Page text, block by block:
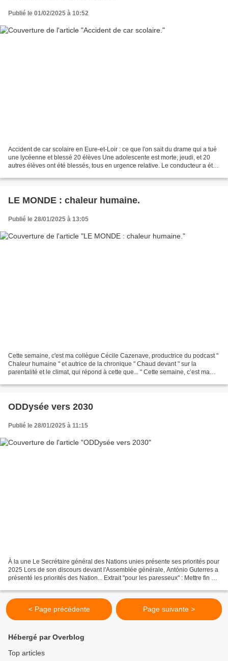
Publié le 01/02/2025 à 10:52
Accident de car scolaire en Eure-et-Loir : ce que l'on sait du drame qui a tué
une lycéenne et blessé 20 élèves Une adolescente est morte, jeudi, et 20
autres élèves ont été blessés, tous en urgence relative. Le conducteur a été
LE MONDE : chaleur humaine.
Publié le 28/01/2025 à 13:05
Cette semaine, c'est ma collègue Cécile Cazenave, productrice du podcast "
Chaleur humaine " et autrice de la chronique " Chaud devant " sur la
parentalité et le climat, qui répond à cette que... " Cette semaine, c’est ma
ODDysée vers 2030
Publié le 28/01/2025 à 11:15
À la une Le Secrétaire général des Nations unies présente ses priorités pour
2025 Lors de son discours devant l'Assemblée générale, António Guterres a
présenté les priorités des Nation... Extrait "pour les paresseux" : Mettre fin à
< Page précédente Page suivante >
Hébergé par Overblog
Top articles